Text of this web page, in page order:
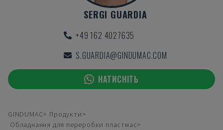
SERGI GUARDIA
+49 162 4027635
S.GUARDIA@GINDUMAC.COM
НАТИСНІТЬ
GINDUMAC
Продукти
Обладнання для переробки пластмас